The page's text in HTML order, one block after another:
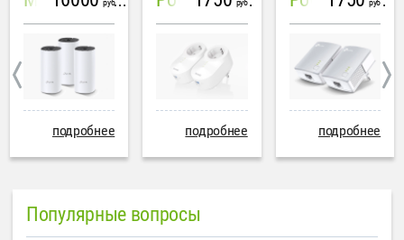
руб
подробнее
руб
подробнее
руб
подробнее
Популярные вопросы